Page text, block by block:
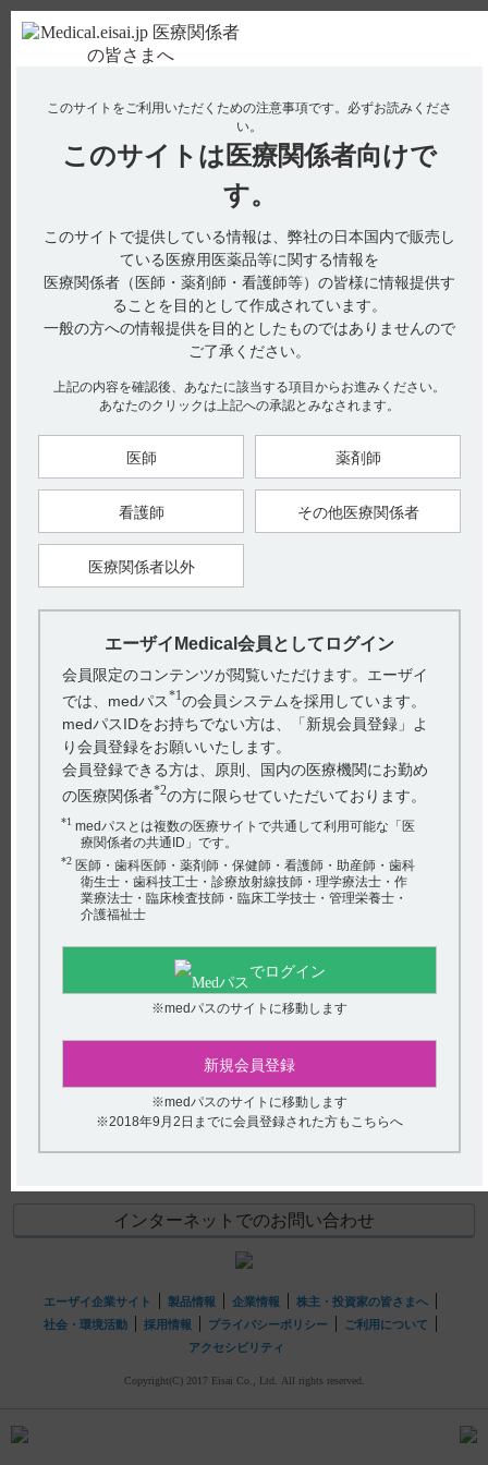
使用期限検索 Drug Information
No : 389
【デタントール】 保管方法について教えてくだ
【デタントール】
保管方法について教えてください。
電子添文には、保存に関する以下の記載があります。
■取扱い上の注意
外箱開封後は光を遮り保存すること（光により退色することが
ある）。（引用2）
1）デタントール錠0.5mg・錠1mg電子添文 2022年10月改訂（第
2）デタントール錠0.5mg・錠1mg電子添文 2022年10月改訂（第
1版） 20．取扱い上の注意 20．1
【更新年月】
戻る
関連するQ&A
【テオロング】 薬効薬理について教えてください。
【ケーワン】 使用期限は何年ですか？
【タンボコール・錠・細粒】 授乳婦への投与に関する注
意事項について教えてください。
【デタントール】 副作用について教えてください。
【デタントール】 自動車運転への影響について教えてく
アンケート:ご意見をお聞かせください
送信する
このサイトをご利用いただくための注意事項です。 必ずお読みくださ
い。
このサイトは 医療関係者向けで
す。
このサイトで提供している情報は、弊社の日本国内で販売し
ている医療用医薬品等に関する情報を
医療関係者（医師・薬剤師・看護師等）の皆様に情報提供す
ることを目的として作成されています。
一般の方への情報提供を目的としたものではありませんので
ご了承ください。
上記の内容を確認後、あなたに該当する項目からお進みください。
あなたのクリックは上記への承認とみなされます。
医師 薬剤師
看護師 その他医療関係者
医療関係者以外
エーザイMedical会員としてログイン
会員限定のコンテンツが閲覧いただけます。エーザイ
では、medパス*1の会員システムを採用しています。
medパスIDをお持ちでない方は、「新規会員登録」よ
り会員登録をお願いいたします。
会員登録できる方は、原則、国内の医療機関にお勤め
の医療関係者*2の方に限らせていただいております。
*1 medパスとは複数の医療サイトで共通して利用可能な「医
療関係者の共通ID」です。
*2 医師・歯科医師・薬剤師・保健師・看護師・助産師・歯科
衛生士・歯科技工士・診療放射線技師・理学療法士・作
業療法士・臨床検査技師・臨床工学技士・管理栄養士・
介護福祉士
でログイン
※medパスのサイトに移動します
新規会員登録
※medパスのサイトに移動します
※2018年9月2日までに会員登録された方もこちらへ
hhcホットライン
(平日9時〜18時 土日・祝日9時〜17時)
インターネットでのお問い合わせ
エーザイ企業サイト 製品情報 企業情報
株主・投資家の皆さまへ
社会・環境活動
採用情報 プライバシーポリシー
ご利用について
アクセシビリティ
Copyright(C) 2017 Eisai Co., Ltd. All rights reserved.